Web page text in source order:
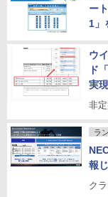
ー
1」
ウ
ド
実現
非
ラ
報
ク